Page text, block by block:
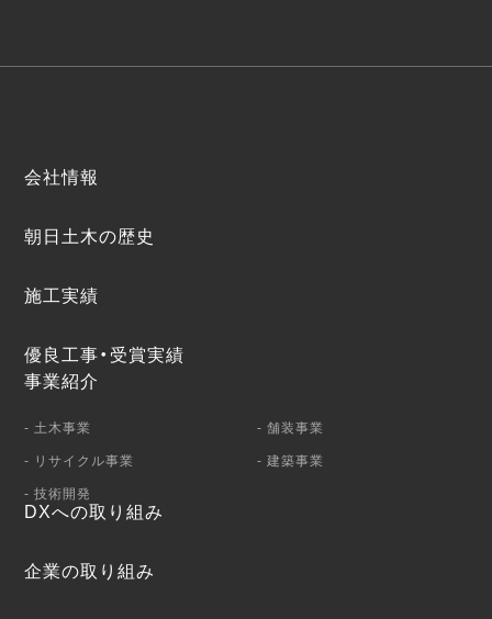
会社情報
朝日土木の歴史
施工実績
優良工事・受賞実績
事業紹介
- 土木事業 - 舗装事業
- リサイクル事業 - 建築事業
- 技術開発
DXへの取り組み
企業の取り組み